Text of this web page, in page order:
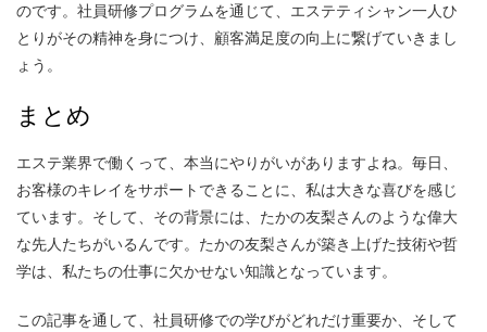
のです。社員研修プログラムを通じて、エステティシャン一人ひ
とりがその精神を身につけ、顧客満足度の向上に繋げていきまし
ょう。
まとめ
エステ業界で働くって、本当にやりがいがありますよね。毎日、
お客様のキレイをサポートできることに、私は大きな喜びを感じ
ています。そして、その背景には、たかの友梨さんのような偉大
な先人たちがいるんです。たかの友梨さんが築き上げた技術や哲
学は、私たちの仕事に欠かせない知識となっています。
この記事を通して、社員研修での学びがどれだけ重要か、そして